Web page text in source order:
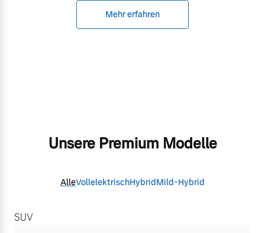
Mehr erfahren
Unsere Premium Modelle
AlleVollelektrischHybridMild-Hybrid
SUV